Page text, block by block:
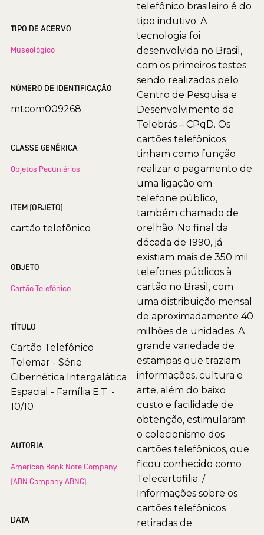
TIPO DE ACERVO
Museológico
NÚMERO DE IDENTIFICAÇÃO
mtcom009268
CLASSE GENÉRICA
Objetos Pecuniários
ITEM (OBJETO)
cartão telefônico
OBJETO
Cartão Telefônico
TÍTULO
Cartão Telefônico
Telemar - Série
Cibernética Intergalática
Espacial - Família E.T. -
10/10
AUTORIA
American Bank Note Company
(ABN Company ABNC)
DATA
telefônico brasileiro é do
tipo indutivo. A
tecnologia foi
desenvolvida no Brasil,
com os primeiros testes
sendo realizados pelo
Centro de Pesquisa e
Desenvolvimento da
Telebrás – CPqD. Os
cartões telefônicos
tinham como função
realizar o pagamento de
uma ligação em
telefone público,
também chamado de
orelhão. No final da
década de 1990, já
existiam mais de 350 mil
telefones públicos à
cartão no Brasil, com
uma distribuição mensal
de aproximadamente 40
milhões de unidades. A
grande variedade de
estampas que traziam
informações, cultura e
arte, além do baixo
custo e facilidade de
obtenção, estimularam
o colecionismo dos
cartões telefônicos, que
ficou conhecido como
Telecartofilia. /
Informações sobre os
cartões telefônicos
retiradas de